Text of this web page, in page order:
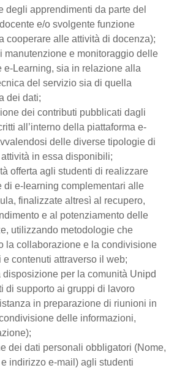
degli apprendimenti da parte del
e/o svolgente funzione
cooperare alle attività di docenza);
manutenzione e monitoraggio delle
e-Learning, sia in relazione alla
del servizio sia di quella
dei dati;
dei contributi pubblicati dagli
all’interno della piattaforma e-
delle diverse tipologie di
in essa disponibili;
offerta agli studenti di realizzare
di e-learning complementari alle
finalizzate altresì al recupero,
e al potenziamento delle
utilizzando metodologie che
la collaborazione e la condivisione
e contenuti attraverso il web;
disposizione per la comunità Unipd
di supporto ai gruppi di lavoro
in preparazione di riunioni in
delle informazioni,
dei dati personali obbligatori (Nome,
indirizzo e-mail) agli studenti